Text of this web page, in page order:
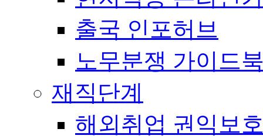
출국 인포허브
노무분쟁 가이드
재직단계
해외취업 권익보